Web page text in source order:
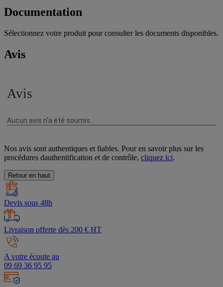
Documentation
Sélectionnez votre produit pour consulter les documents disponibles.
Avis
Nos avis sont authentiques et fiables. Pour en savoir plus sur les
procédures dauthentification et de contrôle, cliquez ici.
Retour en haut
Devis sous 48h
Livraison offerte dès 200 € HT
A votre écoute au
09 69 36 95 95